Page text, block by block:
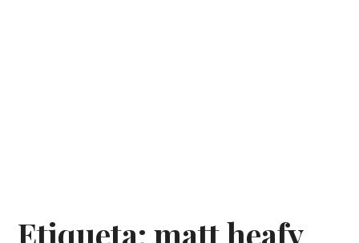
Etiqueta:matt heafy